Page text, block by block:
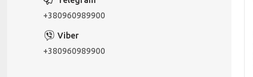
+380960989900
+380960989900